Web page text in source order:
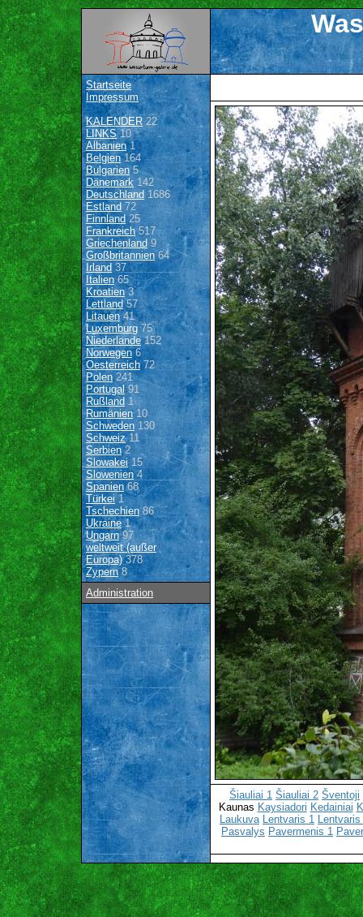
Startseite
Impressum
KALENDER22
LINKS10
Albanien1
Belgien164
Bulgarien 5
Dänemark142
Deutschland 1686
Estland 72
Finnland 25
Frankreich517
Griechenland9
Großbritannien64
Irland 37
Italien65
Kroatien3
Lettland57
Litauen41
Luxemburg 75
Niederlande152
Norwegen6
Oesterreich72
Polen 241
Portugal91
Rußland 1
Rumänien10
Schweden 130
Schweiz11
Serbien2
Slowakei15
Slowenien4
Spanien68
Türkei1
Tschechien 86
Ukraine1
Ungarn97
weltweit (außer
Europa)378
Zypern8
Administration
Šiauliai 1 Šiauliai 2 Šventoji
Kaunas Kaysiadori Kedainiai
Laukuva Lentvaris 1 Lentvaris
Pasvalys Pavermenis 1